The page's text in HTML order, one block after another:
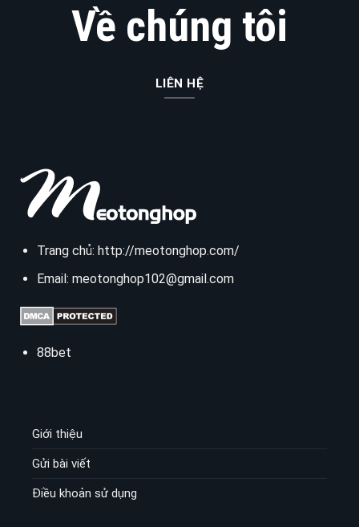
Về chúng tôi
LIÊN HỆ
Trang chủ: http://meotonghop.com/
Email: meotonghop102@gmail.com
88bet
Giới thiệu
Gửi bài viết
Điều khoản sử dụng